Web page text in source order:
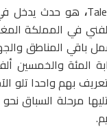
، هو حدث يدخل في
الفني في المملكة
ان تَفسح وشمل باقي
المئة والخمسين
بهم واحدا
مرحلة السباق